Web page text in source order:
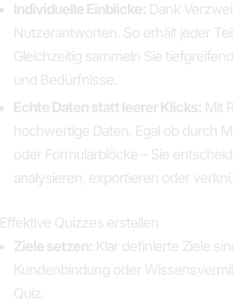
Individuelle Einblicke: Dank
Nutzerantworten. So erhält jeder
Gleichzeitig sammeln Sie
und Bedürfnisse.
Echte Daten statt leerer Klicks: Mit
hochwertige Daten. Egal ob durch
oder Formularblöcke – Sie
analysieren, exportieren oder
Effektive Quizzes erstellen
Ziele setzen: Klar definierte Ziele
Kundenbindung oder
Quiz.